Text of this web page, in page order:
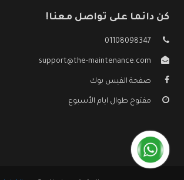
كن دائما على تواصل معنا!
01108098347
support@the-maintenance.com
صفحة الفيس بوك
مفتوح طوال ايام الأسبوع